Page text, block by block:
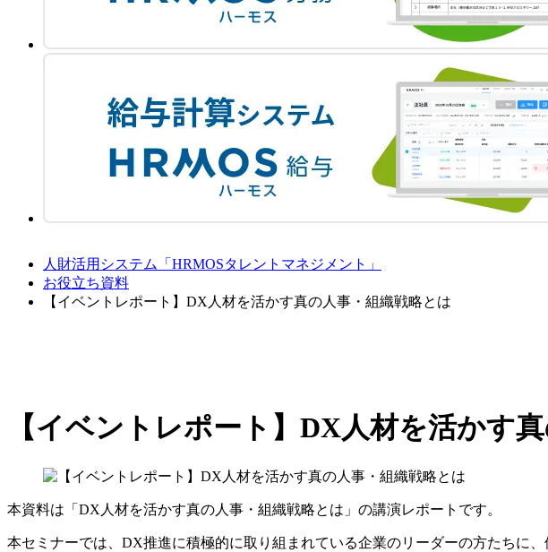
人財活用システム「HRMOSタレントマネジメント」
お役立ち資料
【イベントレポート】DX人材を活かす真の人事・組織戦略とは
【イベントレポート】DX人材を活かす
本資料は「DX人材を活かす真の人事・組織戦略とは」の講演レポートです。
本セミナーでは、DX推進に積極的に取り組まれている企業のリーダーの方たちに